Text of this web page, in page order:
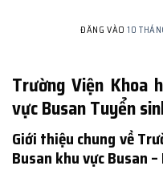
ĐĂNG VÀO10
Trường Viện Khoa
vực Busan Tuyển
Giới thiệu chung về
Busan khu vực Busan –